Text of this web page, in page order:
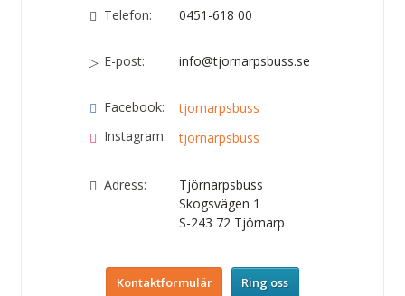
Telefon: 0451-618 00
E-post: info@tjornarpsbuss.se
Facebook:
tjornarpsbuss
Instagram:
tjornarpsbuss
Adress:
Tjörnarpsbuss
Skogsvägen 1
S-243 72 Tjörnarp
Kontaktformulär Ring oss